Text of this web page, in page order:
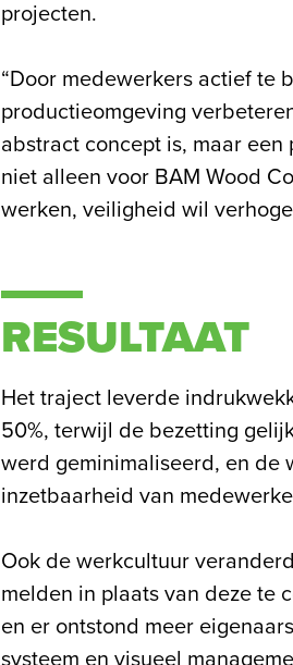
projecten.
“Door medewerkers actief te
productieomgeving
abstract concept is, maar
niet alleen voor BAM Wood
werken, veiligheid wil
RESULTAAT
Het traject leverde
50%, terwijl de bezetting
werd geminimaliseerd, en de
inzetbaarheid van
Ook de werkcultuur
melden in plaats van deze te
en er ontstond meer
systeem en visueel